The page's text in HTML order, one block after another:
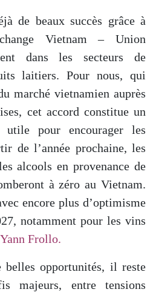
de beaux succès grâce à
Vietnam – Union
dans les secteurs de
laitiers. Pour nous, qui
marché vietnamien auprès
cet accord constitue un
utile pour encourager les
de l’année prochaine, les
alcools en provenance de
à zéro au Vietnam.
encore plus d’optimisme
notamment pour les vins
Frollo.
opportunités, il reste
majeurs, entre tensions